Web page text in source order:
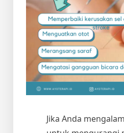
Jika Anda